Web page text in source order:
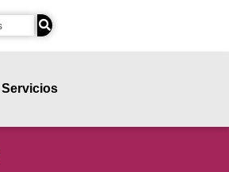
Servicios